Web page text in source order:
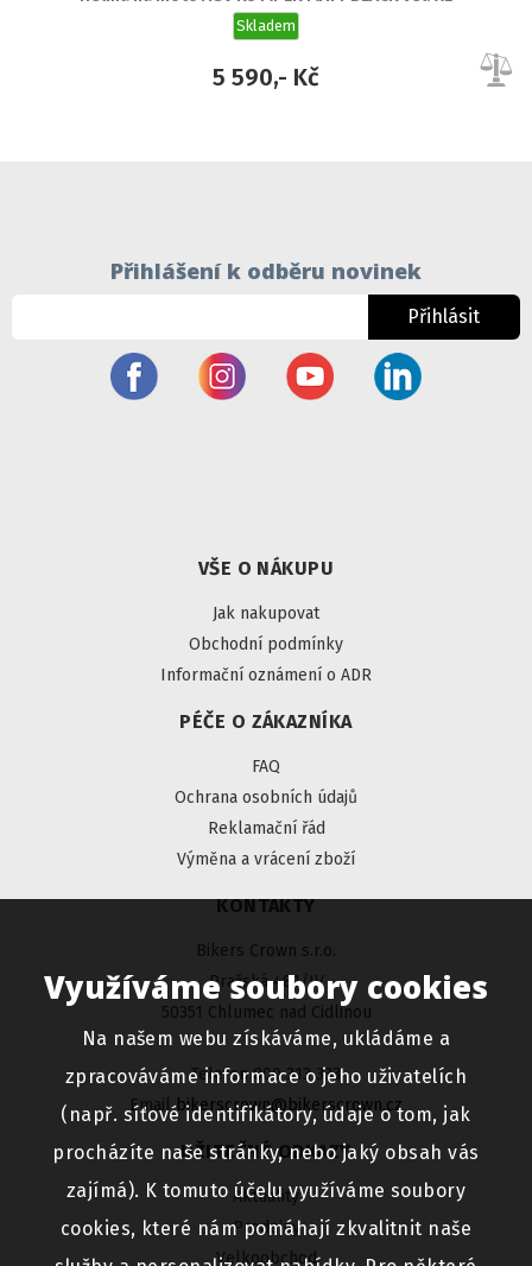
Využíváme soubory cookies
Na našem webu získáváme, ukládáme a
zpracováváme informace o jeho uživatelích
(např. síťové identifikátory, údaje o tom, jak
procházíte naše stránky, nebo jaký obsah vás
zajímá). K tomuto účelu využíváme soubory
cookies, které nám pomáhají zkvalitnit naše
Skladem
5 590,- Kč
Přihlášení k odběru novinek
Přihlásit
VŠE O NÁKUPU
Jak nakupovat
Obchodní podmínky
Informační oznámení o ADR
PÉČE O ZÁKAZNÍKA
FAQ
Ochrana osobních údajů
Reklamační řád
Výměna a vrácení zboží
KONTAKTY
Bikers Crown s.r.o.
Pražská 481/IV
50351 Chlumec nad Cidlinou
Telefon 800 313 333
Emailbikerscrown@bikerscrown.cz
UŽITEČNÉ ODKAZY
Aktuality
Prodejny
Velkoobchod